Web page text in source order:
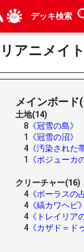
デッキ検索
リアニメイ
メインボード
土地(14)
8 《冠雪の島》
1
《冠雪の沼》
4 《汚染された
1
《ボジューカ
クリーチャー(16)
4 《ボーラスの
4 《縞カワヘビ》
4 《トレイリア
4 《カザド＝ド